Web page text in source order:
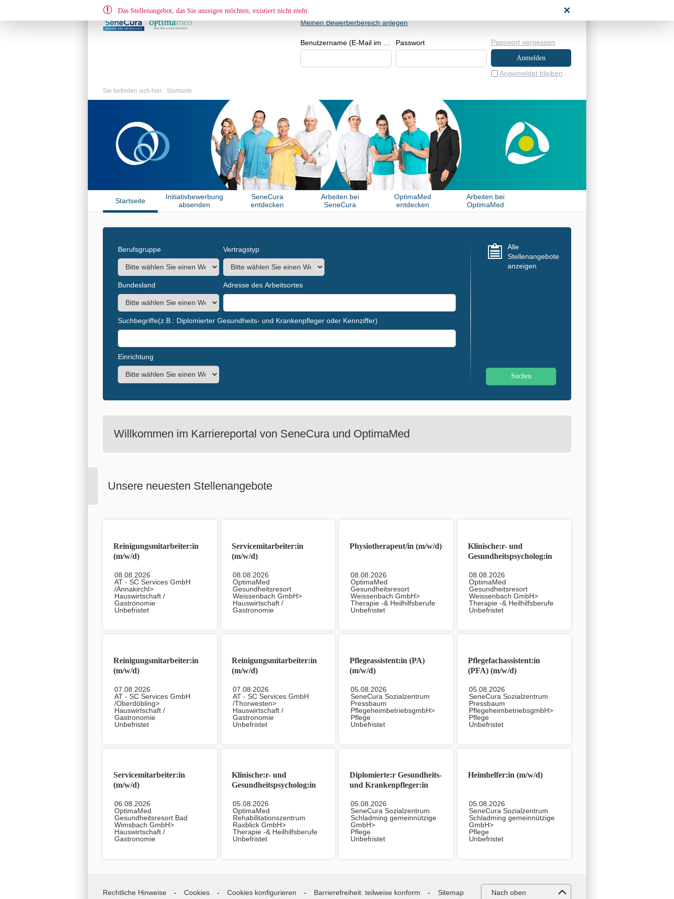
BEWERBER- BZW. BEWERBERINNENBEREICH
Passwort
Angemeldet bleiben
Passwort vergessen
Meinen Bewerberbereich anlegen
Sie befinden sich hier : Startseite
Startseite
Initiativbewerbung
absenden
SeneCura
entdecken
Arbeiten bei
SeneCura
OptimaMed
entdecken
Arbeiten bei
OptimaMed
Berufsgruppe Vertragstyp
Bundesland Adresse des Arbeitsortes
Suchbegriffe(z.B.: Diplomierter Gesundheits- und Krankenpfleger oder Kennziffer)
Einrichtung
Alle
Stellenangebote
anzeigen
Das Stellenangebot, das Sie anzeigen möchten, existiert nicht mehr.
Willkommen im Karriereportal von SeneCura und OptimaMed
Unsere neuesten Stellenangebote
Reinigungsmitarbeiter:in
(m/w/d)
08.08.2026
AT - SC Services GmbH
/Annakirchl>
Hauswirtschaft /
Gastronomie
Unbefristet
Servicemitarbeiter:in
(m/w/d)
08.08.2026
OptimaMed
Gesundheitsresort
Weissenbach GmbH>
Hauswirtschaft /
Gastronomie
Physiotherapeut/in (m/w/d)
08.08.2026
OptimaMed
Gesundheitsresort
Weissenbach GmbH>
Therapie -& Heilhilfsberufe
Unbefristet
Klinische:r- und
Gesundheitspsycholog:in
08.08.2026
OptimaMed
Gesundheitsresort
Weissenbach GmbH>
Therapie -& Heilhilfsberufe
Unbefristet
Reinigungsmitarbeiter:in
(m/w/d)
07.08.2026
AT - SC Services GmbH
/Oberdöbling>
Hauswirtschaft /
Gastronomie
Unbefristet
Reinigungsmitarbeiter:in
(m/w/d)
07.08.2026
AT - SC Services GmbH
/Thorwesten>
Hauswirtschaft /
Gastronomie
Unbefristet
Pflegeassistent:in (PA)
(m/w/d)
05.08.2026
SeneCura Sozialzentrum
Pressbaum
PflegeheimbetriebsgmbH>
Pflege
Unbefristet
Pflegefachassistent:in
(PFA) (m/w/d)
05.08.2026
SeneCura Sozialzentrum
Pressbaum
PflegeheimbetriebsgmbH>
Pflege
Unbefristet
Servicemitarbeiter:in
(m/w/d)
06.08.2026
OptimaMed
Gesundheitsresort Bad
Wimsbach GmbH>
Hauswirtschaft /
Gastronomie
Klinische:r- und
Gesundheitspsycholog:in
05.08.2026
OptimaMed
Rehabilitationszentrum
Raxblick GmbH>
Therapie -& Heilhilfsberufe
Unbefristet
Diplomierte:r Gesundheits-
und Krankenpfleger:in
05.08.2026
SeneCura Sozialzentrum
Schladming gemeinnützige
GmbH>
Pflege
Unbefristet
Heimhelfer:in (m/w/d)
05.08.2026
SeneCura Sozialzentrum
Schladming gemeinnützige
GmbH>
Pflege
Unbefristet
Rechtliche Hinweise Cookies Cookies konfigurieren Barrierefreiheit: teilweise konform Sitemap Nach oben